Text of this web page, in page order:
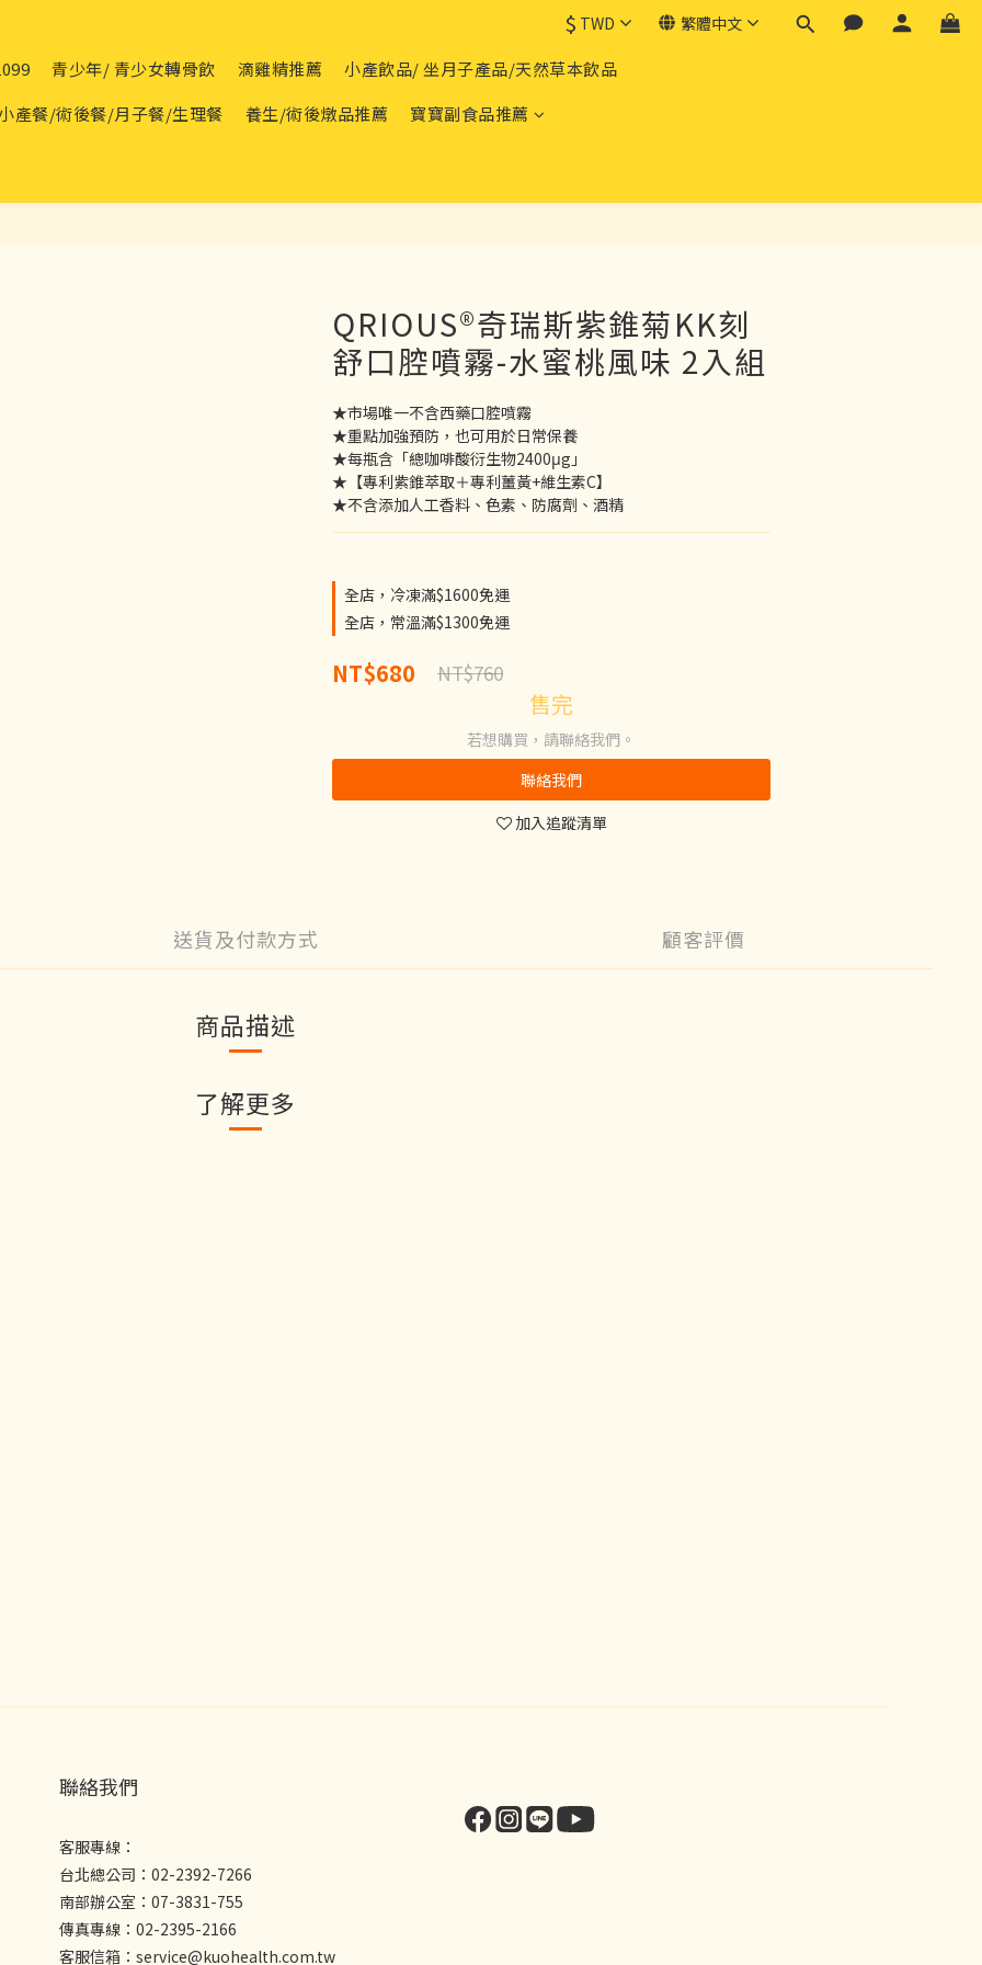
$ TWD 繁體中文
青少年/ 青少女轉骨飲 滴雞精推薦
小產飲品/ 坐月子產品/天然草本飲品
產餐/術後餐/月子餐/生理餐
養生/術後燉品推薦 寶寶副食品推薦
QRIOUS®奇瑞斯紫錐菊KK刻
舒口腔噴霧-水蜜桃風味 2入組
★市場唯一不含西藥口腔噴霧
★重點加強預防，也可用於日常保養
★每瓶含「總咖啡酸衍生物2400μg」
★【專利紫錐萃取＋專利薑黃+維生素C】
★不含添加人工香料、色素、防腐劑、酒精
全店，冷凍滿$1600免運
全店，常溫滿$1300免運
NT$680 NT$760
售完
若想購買，請聯絡我們。
聯絡我們
加入追蹤清單
送貨及付款方式 顧客評價
商品描述
了解更多
聯絡我們
客服專線：
台北總公司：02-2392-7266
南部辦公室：07-3831-755
傳真專線：02-2395-2166
客服信箱：service@kuohealth.com.tw